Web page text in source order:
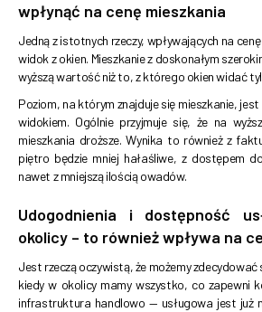
wpłynąć na cenę mieszkania
Jedną z istotnych rzeczy, wpływających na
widok z okien. Mieszkanie z doskonałym
wyższą wartość niż to, z którego okien widać
Poziom, na którym znajduje się mieszkanie,
widokiem. Ogólnie przyjmuje się, że na
mieszkania droższe. Wynika to również z
piętro będzie mniej hałaśliwe, z dostępem
nawet z mniejszą ilością owadów.
Udogodnienia i dostępność
okolicy – to również wpływa na
Jest rzeczą oczywistą, że możemy zdecydować
kiedy w okolicy mamy wszystko, co zapewni
infrastruktura handlowo — usługowa jest już